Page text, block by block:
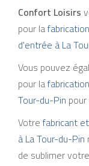
Confort Loisirs
pour la
d'entrée à La
Vous pouvez
pour la
Tour-du-Pin
Votrefabricant
à La Tour-du-Pin
de sublimer